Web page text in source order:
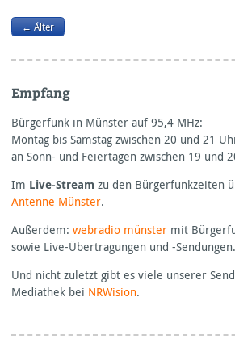
← Älter
Empfang
Bürgerfunk in Münster auf 95,4 MHz:
Montag bis Samstag zwischen 20 und 21
an Sonn- und Feiertagen zwischen 19 und
Im Live-Stream zu den Bürgerfunkzeiten
Antenne Münster.
Außerdem: webradio münster mit
sowie Live-Übertragungen und -Sendungen.
Und nicht zuletzt gibt es viele unserer
Mediathek bei NRWision.